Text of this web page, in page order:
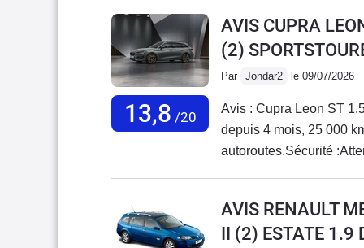
logeable, c'est un break
banquette arrière la
encombrants. Le confort
doucement). Le mode
n'est pas transcendant
mais un peu de rigueur
moteur 1,4 TSI couplé
c'est souple, sobre
mieux (moins mal pour
13,8 /20
AVIS CUPRA
(2)
Par Jondar2 le 09/07/2026
Avis : Cupra Leon ST
depuis 4 mois, 25 000
autoroutes.Sécurité
et piler. Pour contourner
l'accélérateur pour
AVIS RENAULT
II (2) ESTATE 1.9